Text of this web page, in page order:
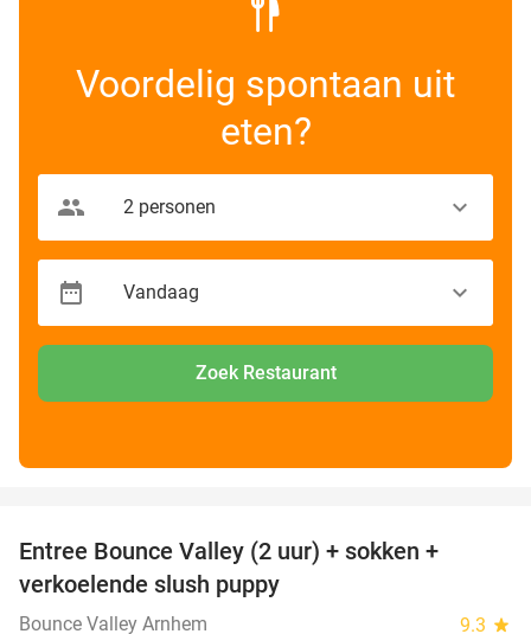
Voordelig spontaan uit
eten?
Zoek Restaurant
Entree Bounce Valley (2 uur) + sokken +
verkoelende slush puppy
Bounce Valley Arnhem 9.3 star